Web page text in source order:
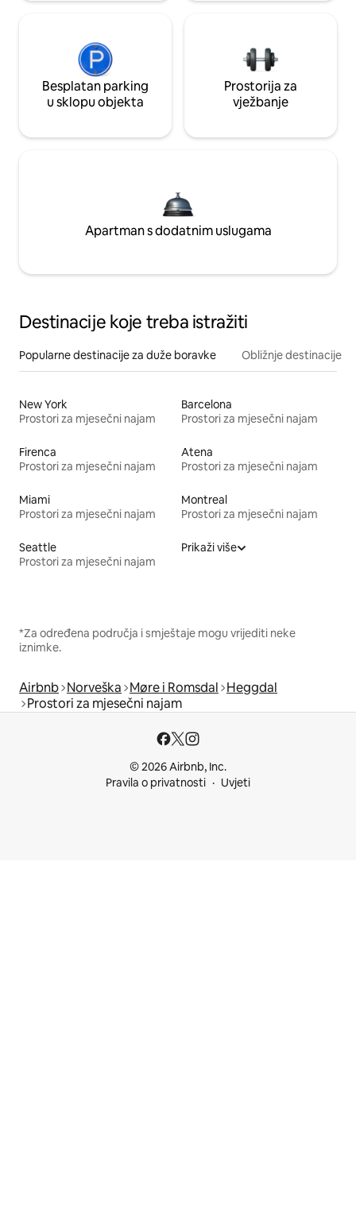
Besplatan parking
u sklopu objekta
Prostorija za
vježbanje
Apartman s dodatnim uslugama
Destinacije koje treba istražiti
Popularne destinacije za duže boravke Obližnje destinacije
New York
Prostori za mjesečni najam
Barcelona
Prostori za mjesečni najam
Firenca
Prostori za mjesečni najam
Atena
Prostori za mjesečni najam
Miami
Prostori za mjesečni najam
Montreal
Prostori za mjesečni najam
Seattle
Prostori za mjesečni najam
Prikaži više
*Za određena područja i smještaje mogu vrijediti neke
iznimke.
Airbnb Norveška Møre i Romsdal Heggdal
Prostori za mjesečni najam
© 2026 Airbnb, Inc.
Pravila o privatnosti
Uvjeti